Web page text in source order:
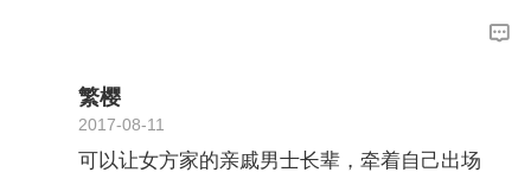
繁樱
2017-08-11
可以让女方家的亲戚男士长辈，牵着自己出场